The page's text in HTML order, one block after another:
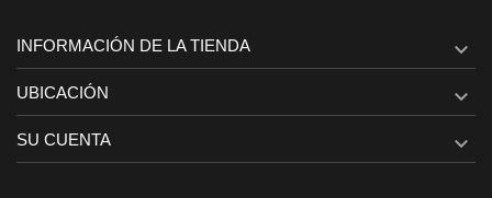
INFORMACIÓN DE LA TIENDA 
UBICACIÓN 
SU CUENTA 